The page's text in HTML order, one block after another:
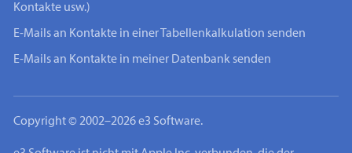
Kontakte usw.)
E-Mails an Kontakte in einer Tabellenkalkulation senden
E-Mails an Kontakte in meiner Datenbank senden
Copyright © 2002–2026 e3 Software.